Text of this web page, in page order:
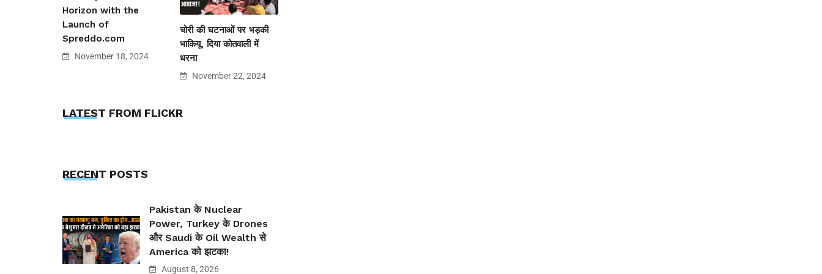
Horizon with the
Launch of
Spreddo.com
November 18, 2024
चोरी की घटनाओं पर भड़की
भाकियू, दिया कोतवाली में
धरना
November 22, 2024
LATEST FROM FLICKR
RECENT POSTS
Pakistan के Nuclear
Power, Turkey के Drones
और Saudi के Oil Wealth से
America को झटका!
August 8, 2026